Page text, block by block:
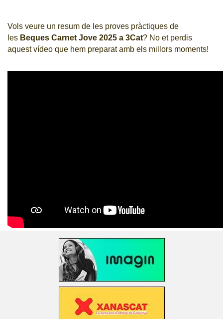
Vols veure un resum de les proves pràctiques de
les Beques Carnet Jove 2025 a 3Cat? No et perdis
aquest vídeo que hem preparat amb els millors moments!